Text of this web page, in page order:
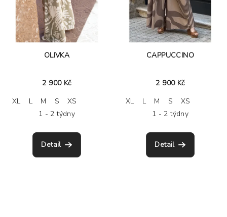
OLIVKA
2 900 Kč
XL
L M S
XS
1 - 2 týdny
Detail
CAPPUCCINO
2 900 Kč
XL
L M S
XS
1 - 2 týdny
Detail